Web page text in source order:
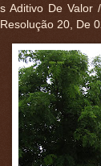
Aditivo De
20, De